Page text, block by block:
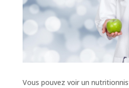
Vous pouvez voir un